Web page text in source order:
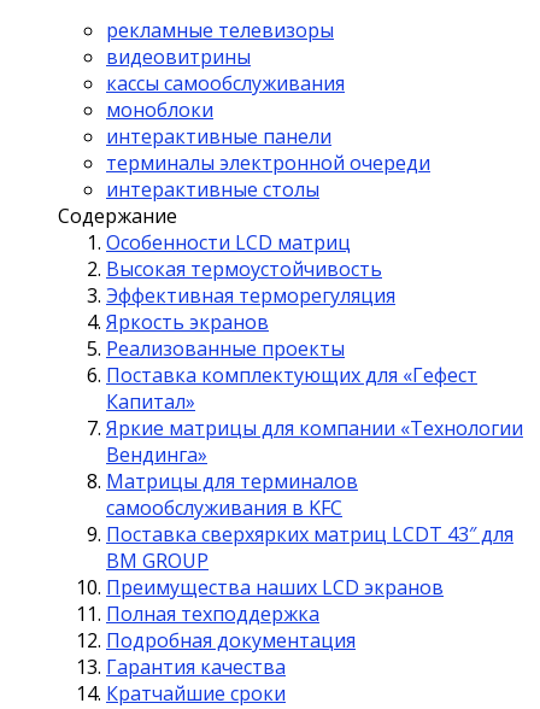
рекламные телевизоры
видеовитрины
кассы самообслуживания
моноблоки
интерактивные панели
терминалы электронной очереди
интерактивные столы
Содержание
Особенности LCD матриц
Высокая термоустойчивость
Эффективная терморегуляция
Яркость экранов
Реализованные проекты
Поставка комплектующих для «Гефест
Капитал»
Яркие матрицы для компании «Технологии
Вендинга»
Матрицы для терминалов
самообслуживания в KFC
Поставка сверхярких матриц LCDT 43″ для
BM GROUP
Преимущества наших LCD экранов
Полная техподдержка
Подробная документация
Гарантия качества
Кратчайшие сроки